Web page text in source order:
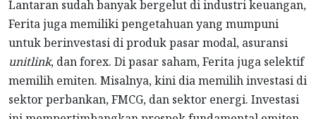
Lantaran sudah banyak bergelut di industri keuangan,
Ferita juga memiliki pengetahuan yang mumpuni
untuk berinvestasi di produk pasar modal, asuransi
unitlink, dan forex. Di pasar saham, Ferita juga selektif
memilih emiten. Misalnya, kini dia memilih investasi di
sektor perbankan, FMCG, dan sektor energi. Investasi